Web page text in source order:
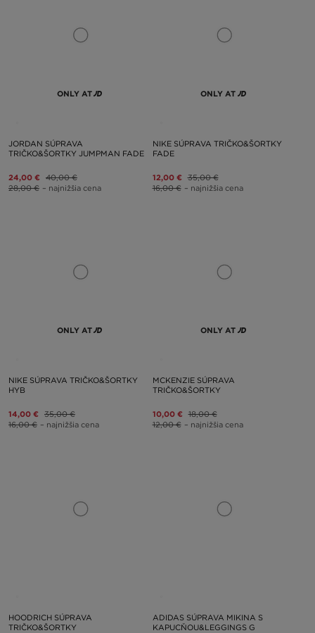
ONLY AT
JORDAN SÚPRAVA
TRIČKO&ŠORTKY JUMPMAN FADE
24,00 € 40,00 €
28,00 € – najnižšia cena
ONLY AT
NIKE SÚPRAVA TRIČKO&ŠORTKY
FADE
12,00 € 35,00 €
16,00 € – najnižšia cena
ONLY AT
NIKE SÚPRAVA TRIČKO&ŠORTKY
HYB
14,00 € 35,00 €
16,00 € – najnižšia cena
ONLY AT
MCKENZIE SÚPRAVA
TRIČKO&ŠORTKY
10,00 € 18,00 €
12,00 € – najnižšia cena
HOODRICH SÚPRAVA
TRIČKO&ŠORTKY
ADIDAS SÚPRAVA MIKINA S
KAPUCŇOU&LEGGINGS G